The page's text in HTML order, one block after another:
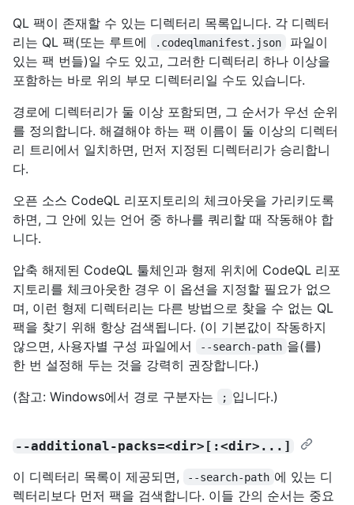
QL 팩이 존재할 수 있는 디렉터리 목록입니다. 각 디렉터
리는 QL 팩(또는 루트에
.codeqlmanifest.json
파일이
있는 팩 번들)일 수도 있고, 그러한 디렉터리 하나 이상을
포함하는 바로 위의 부모 디렉터리일 수도 있습니다.
경로에 디렉터리가 둘 이상 포함되면, 그 순서가 우선 순위
를 정의합니다. 해결해야 하는 팩 이름이 둘 이상의 디렉터
리 트리에서 일치하면, 먼저 지정된 디렉터리가 승리합니
다.
오픈 소스 CodeQL 리포지토리의 체크아웃을 가리키도록
하면, 그 안에 있는 언어 중 하나를 쿼리할 때 작동해야 합
니다.
압축 해제된 CodeQL 툴체인과 형제 위치에 CodeQL 리포
지토리를 체크아웃한 경우 이 옵션을 지정할 필요가 없으
며, 이런 형제 디렉터리는 다른 방법으로 찾을 수 없는 QL
팩을 찾기 위해 항상 검색됩니다. (이 기본값이 작동하지
않으면, 사용자별 구성 파일에서
--search-path 을(를)
한 번 설정해 두는 것을 강력히 권장합니다.)
(참고: Windows에서 경로 구분자는
; 입니다.)
--additional-packs=<dir>[:<dir>...]
이 디렉터리 목록이 제공되면, --search-path 에 있는 디
렉터리보다 먼저 팩을 검색합니다. 이들 간의 순서는 중요